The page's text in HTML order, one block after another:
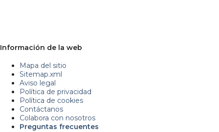
Información de la web
Mapa del sitio
Sitemap.xml
Aviso legal
Política de privacidad
Política de cookies
Contáctanos
Colabora con nosotros
Preguntas frecuentes